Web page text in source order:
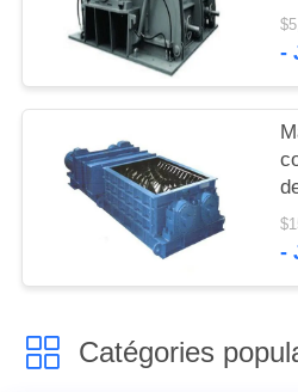
-
-
Catégories